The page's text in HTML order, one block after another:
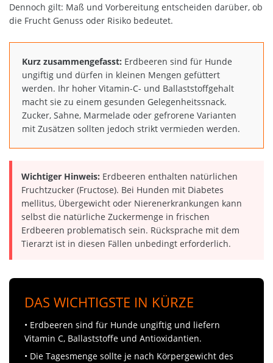
Dennoch gilt: Maß und Vorbereitung entscheiden darüber, ob
die Frucht Genuss oder Risiko bedeutet.
Kurz zusammengefasst: Erdbeeren sind für Hunde
ungiftig und dürfen in kleinen Mengen gefüttert
werden. Ihr hoher Vitamin-C- und Ballaststoffgehalt
macht sie zu einem gesunden Gelegenheitssnack.
Zucker, Sahne, Marmelade oder gefrorene Varianten
mit Zusätzen sollten jedoch strikt vermieden werden.
Wichtiger Hinweis: Erdbeeren enthalten natürlichen
Fruchtzucker (Fructose). Bei Hunden mit Diabetes
mellitus, Übergewicht oder Nierenerkrankungen kann
selbst die natürliche Zuckermenge in frischen
Erdbeeren problematisch sein. Rücksprache mit dem
Tierarzt ist in diesen Fällen unbedingt erforderlich.
DAS WICHTIGSTE IN KÜRZE
• Erdbeeren sind für Hunde ungiftig und liefern
Vitamin C, Ballaststoffe und Antioxidantien.
• Die Tagesmenge sollte je nach Körpergewicht des